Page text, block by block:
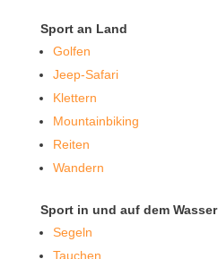
Sport an Land
Golfen
Jeep-Safari
Klettern
Mountainbiking
Reiten
Wandern
Sport in und auf dem Wasser
Segeln
Tauchen